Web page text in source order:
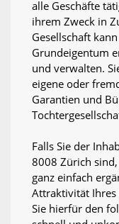
alle Geschäfte
ihrem Zweck in
Gesellschaft
Grundeigentum
und verwalten.
eigene oder
Garantien und
Falls Sie der
8008 Zürich
ganz einfach
Attraktivität Ihres
Sie hierfür den